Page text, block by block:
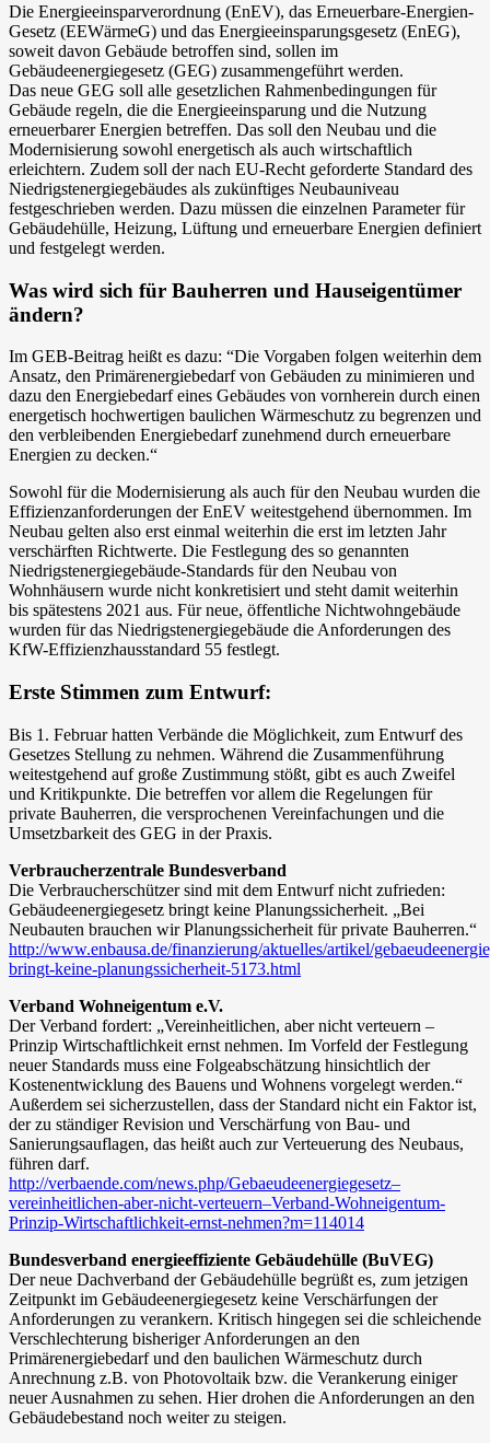
Die Energieeinsparverordnung (EnEV), das Erneuerbare-Energien-
Gesetz (EEWärmeG) und das Energieeinsparungsgesetz (EnEG),
soweit davon Gebäude betroffen sind, sollen im
Gebäudeenergiegesetz (GEG) zusammengeführt werden.
Das neue GEG soll alle gesetzlichen Rahmenbedingungen für
Gebäude regeln, die die Energieeinsparung und die Nutzung
erneuerbarer Energien betreffen. Das soll den Neubau und die
Modernisierung sowohl energetisch als auch wirtschaftlich
erleichtern. Zudem soll der nach EU-Recht geforderte Standard des
Niedrigstenergiegebäudes als zukünftiges Neubauniveau
festgeschrieben werden. Dazu müssen die einzelnen Parameter für
Gebäudehülle, Heizung, Lüftung und erneuerbare Energien definiert
und festgelegt werden.
Was wird sich für Bauherren und Hauseigentümer
ändern?
Im GEB-Beitrag heißt es dazu: “Die Vorgaben folgen weiterhin dem
Ansatz, den Primärenergiebedarf von Gebäuden zu minimieren und
dazu den Energiebedarf eines Gebäudes von vornherein durch einen
energetisch hochwertigen baulichen Wärmeschutz zu begrenzen und
den verbleibenden Energiebedarf zunehmend durch erneuerbare
Energien zu decken.“
Sowohl für die Modernisierung als auch für den Neubau wurden die
Effizienzanforderungen der EnEV weitestgehend übernommen. Im
Neubau gelten also erst einmal weiterhin die erst im letzten Jahr
verschärften Richtwerte. Die Festlegung des so genannten
Niedrigstenergiegebäude-Standards für den Neubau von
Wohnhäusern wurde nicht konkretisiert und steht damit weiterhin
bis spätestens 2021 aus. Für neue, öffentliche Nichtwohngebäude
wurden für das Niedrigstenergiegebäude die Anforderungen des
KfW-Effizienzhausstandard 55 festlegt.
Erste Stimmen zum Entwurf:
Bis 1. Februar hatten Verbände die Möglichkeit, zum Entwurf des
Gesetzes Stellung zu nehmen. Während die Zusammenführung
weitestgehend auf große Zustimmung stößt, gibt es auch Zweifel
und Kritikpunkte. Die betreffen vor allem die Regelungen für
private Bauherren, die versprochenen Vereinfachungen und die
Umsetzbarkeit des GEG in der Praxis.
Verbraucherzentrale Bundesverband
Die Verbraucherschützer sind mit dem Entwurf nicht zufrieden:
Gebäudeenergiegesetz bringt keine Planungssicherheit. „Bei
Neubauten brauchen wir Planungssicherheit für private Bauherren.“
http://www.enbausa.de/finanzierung/aktuelles/artikel/
bringt-keine-planungssicherheit-5173.html
Verband Wohneigentum e.V.
Der Verband fordert: „Vereinheitlichen, aber nicht verteuern –
Prinzip Wirtschaftlichkeit ernst nehmen. Im Vorfeld der Festlegung
neuer Standards muss eine Folgeabschätzung hinsichtlich der
Kostenentwicklung des Bauens und Wohnens vorgelegt werden.“
Außerdem sei sicherzustellen, dass der Standard nicht ein Faktor ist,
der zu ständiger Revision und Verschärfung von Bau- und
Sanierungsauflagen, das heißt auch zur Verteuerung des Neubaus,
führen darf.
http://verbaende.com/news.php/Gebaeudeenergiegesetz–
vereinheitlichen-aber-nicht-verteuern–Verband-Wohneigentum-
Prinzip-Wirtschaftlichkeit-ernst-nehmen?m=114014
Bundesverband energieeffiziente Gebäudehülle (BuVEG)
Der neue Dachverband der Gebäudehülle begrüßt es, zum jetzigen
Zeitpunkt im Gebäudeenergiegesetz keine Verschärfungen der
Anforderungen zu verankern. Kritisch hingegen sei die schleichende
Verschlechterung bisheriger Anforderungen an den
Primärenergiebedarf und den baulichen Wärmeschutz durch
Anrechnung z.B. von Photovoltaik bzw. die Verankerung einiger
neuer Ausnahmen zu sehen. Hier drohen die Anforderungen an den
Gebäudebestand noch weiter zu steigen.